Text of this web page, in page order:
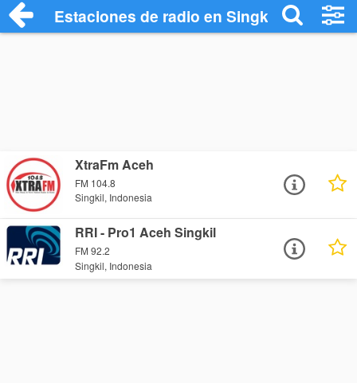
Estaciones de radio en Singkil -
XtraFm Aceh
FM 104.8
Singkil, Indonesia
RRI - Pro1 Aceh Singkil
FM 92.2
Singkil, Indonesia